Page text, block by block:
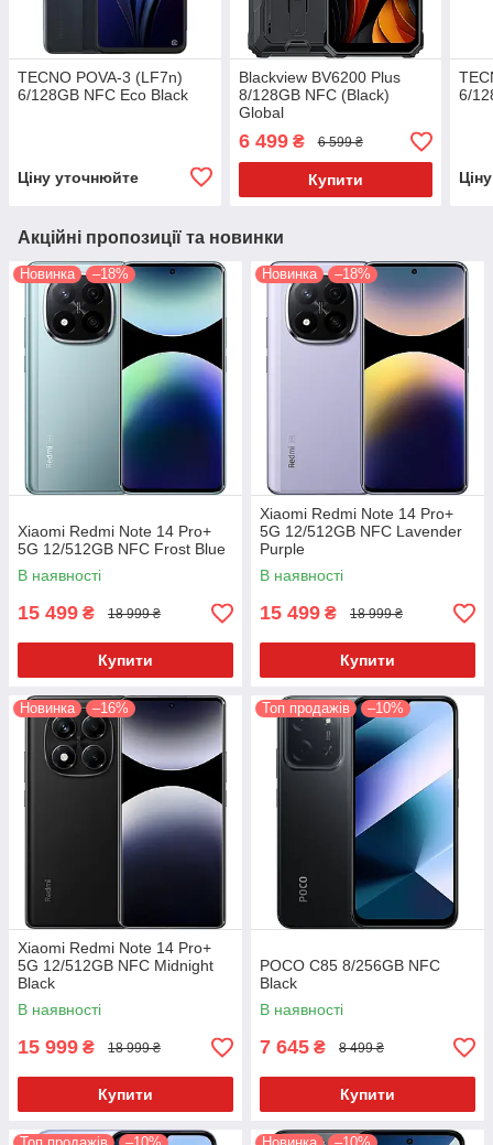
TECNO POVA-3 (LF7n)
6/128GB NFC Eco Black
Ціну уточнюйте
Blackview BV6200 Plus
8/128GB NFC (Black)
Global
6 499₴ 6 599 ₴
Купити
6/
Акційні пропозиції та новинки
Новинка –18%
Xiaomi Redmi Note 14 Pro+
5G 12/512GB NFC Frost Blue
В наявності
15 499 ₴ 18 999 ₴
Купити
Новинка –18%
Xiaomi Redmi Note 14 Pro+
5G 12/512GB NFC Lavender
Purple
В наявності
15 499 ₴ 18 999 ₴
Купити
Новинка –16%
Xiaomi Redmi Note 14 Pro+
5G 12/512GB NFC Midnight
Black
В наявності
15 999 ₴ 18 999 ₴
Купити
Топ продажів –10%
POCO C85 8/256GB NFC
Black
В наявності
7 645 ₴ 8 499 ₴
Купити